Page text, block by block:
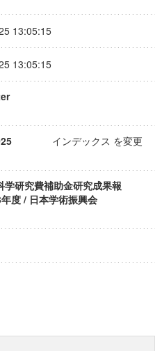
13:05:15
13:05:15
インデックス を変更
研究費補助金研究成果報
度 / 日本学術振興会